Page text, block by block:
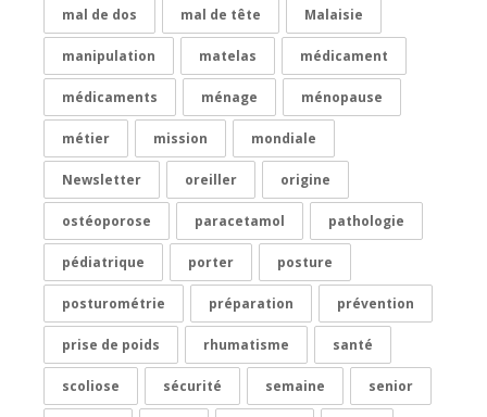
mal de dos mal de tête Malaisie
manipulation matelas médicament
médicaments ménage ménopause
métier mission mondiale
Newsletter oreiller origine
ostéoporose paracetamol pathologie
pédiatrique porter posture
posturométrie préparation prévention
prise de poids rhumatisme santé
scoliose sécurité semaine senior